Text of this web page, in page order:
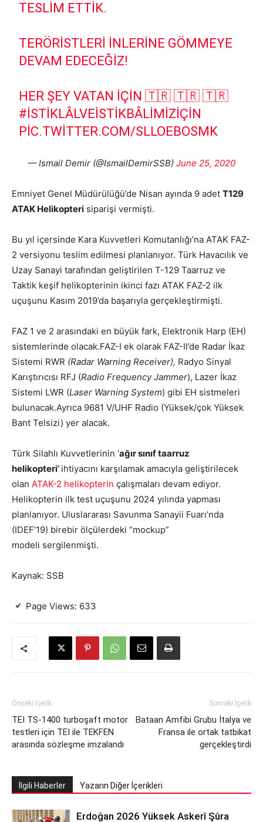
TESLIM ETTIK.
TERÖRISTLERI INLERINE GÖMMEYE
DEVAM EDECEĞIZ!
HER ŞEY VATAN İÇİN 🇹🇷 🇹🇷 🇹🇷
#İSTIKLÂLVEİSTIKBÂLIMIZİÇIN
PIC.TWITTER.COM/SLLOEBOSMK
— Ismail Demir (@IsmailDemirSSB) June 25, 2020
Emniyet Genel Müdürülüğü’de Nisan ayında 9 adet T129
ATAK Helikopteri siparişi vermişti.
Bu yıl içersinde Kara Kuvvetleri Komutanlığı’na ATAK FAZ-
2 versiyonu teslim edilmesi planlanıyor. Türk Havacılık ve
Uzay Sanayi tarafından geliştirilen T-129 Taarruz ve
Taktik keşif helikopterinin ikinci fazı ATAK FAZ-2 ilk
uçuşunu Kasım 2019’da başarıyla gerçekleştirmişti.
FAZ 1 ve 2 arasındaki en büyük fark, Elektronik Harp (EH)
sistemlerinde olacak.FAZ-I ek olarak FAZ-II’de Radar İkaz
Sistemi RWR (Radar Warning Receiver), Radyo Sinyal
Karıştırıcısı RFJ (Radio Frequency Jammer), Lazer İkaz
Sistemi LWR (Laser Warning System) gibi EH sistmeleri
bulunacak.Ayrıca 9681 V/UHF Radio (Yüksek/çok Yüksek
Bant Telsizi) yer alacak.
Türk Silahlı Kuvvetlerinin ‘ağır sınıf taarruz
helikopteri’ ihtiyacını karşılamak amacıyla geliştirilecek
olan ATAK-2 helikopterin çalışmaları devam ediyor.
Helikopterin ilk test uçuşunu 2024 yılında yapması
planlanıyor. Uluslararası Savunma Sanayii Fuarı’nda
(IDEF’19) birebir ölçülerdeki “mockup”
modeli sergilenmişti.
Kaynak: SSB
Page Views: 633
Önceki İçerik
TEI TS-1400 turboşaft motor
testleri için TEI ile TEKFEN
arasında sözleşme imzalandı
Sonraki İçerik
Bataan Amfibi Grubu İtalya ve
Fransa ile ortak tatbikat
gerçekleştirdi
İlgili Haberler Yazarın Diğer İçerikleri
Erdoğan 2026 Yüksek Askerî Şûra